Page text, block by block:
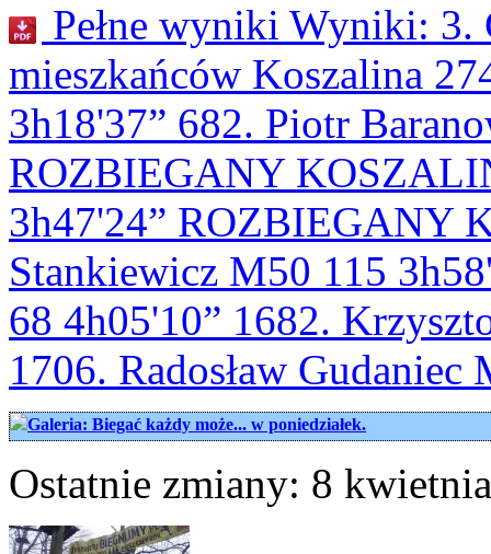
Pełne wyniki Wyniki: 3.
mieszkańców Koszalina
3h18'37” 682. Piotr
ROZBIEGANY
3h47'24” ROZBIEGANY
Stankiewicz M50 115
68 4h05'10” 1682.
1706. Radosław
Galeria: Biegać każdy może... w poniedziałek.
Ostatnie zmiany: 8